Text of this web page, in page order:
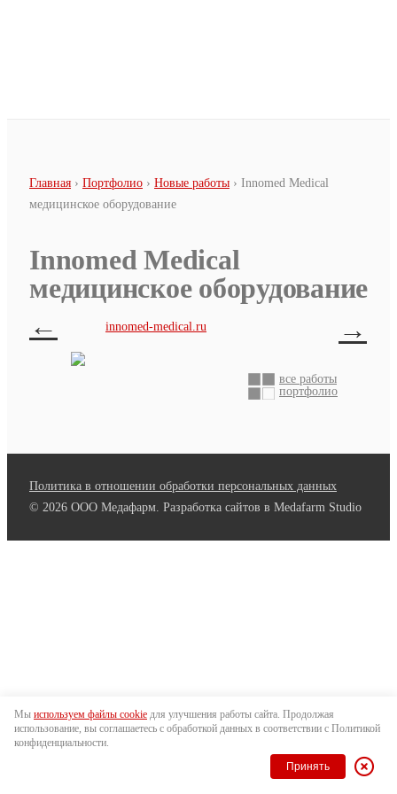
Вы здесь
Главная › Портфолио › Новые работы › Innomed Medical
медицинское оборудование
Innomed Medical
медицинское оборудование
←
innomed-medical.ru →
все работы
портфолио
Политика в отношении обработки персональных данных
© 2026 ООО Медафарм. Разработка сайтов в Medafarm Studio
Мы используем файлы cookie для улучшения работы сайта. Продолжая
использование, вы соглашаетесь с обработкой данных в соответствии с Политикой
конфиденциальности.
Принять